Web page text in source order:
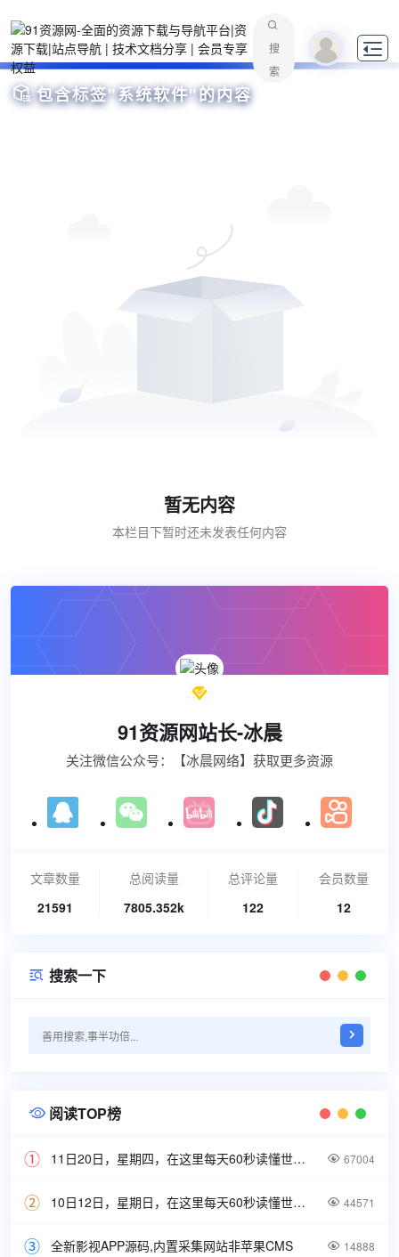
搜
索

包含标签"系统软件"的内容
暂无内容
本栏目下暂时还未发表任何内容

91资源网站长-冰晨
关注微信公众号：【冰晨网络】获取更多资源
文章数量
21591
总阅读量
7805.352k
总评论量
122
会员数量
12
 搜索一下
 阅读TOP榜
11日20日，星期四，在这里每天60秒读懂世界！  67004
10日12日，星期日，在这里每天60秒读懂世界！  44571
全新影视APP源码,内置采集网站非苹果CMS  14888